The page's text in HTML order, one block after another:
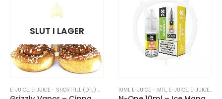
SLUT I LAGER
E-JUICE, E-JUICE - SHORTFILL (DTL) 50ML E-JUICE UTAN NIKOTIN ,GRIZZLY VAPOR,
10ML E-JUICE – MTL, E-JUICE, E-JUICE MED NIKOTIN